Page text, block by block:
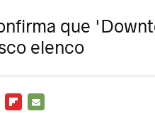
que
elenco